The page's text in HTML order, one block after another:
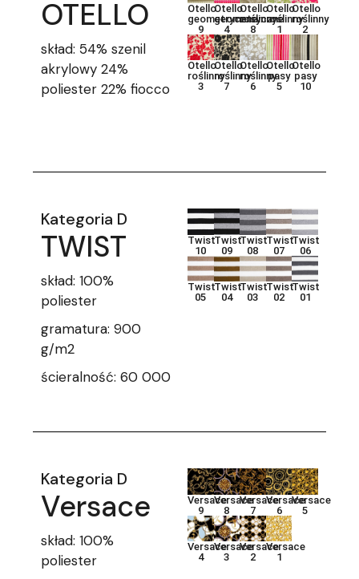
OTELLO
skład: 54% szenil
akrylowy 24%
poliester 22% fiocco
Otello
geometryczne
9
Otello
geometryczne
4
Otello
roślinny
8
Otello
roślinny
1
Otello
roślinny
2
Otello
roślinny
3
Otello
roślinny
7
Otello
roślinny
6
Otello
pasy
5
Otello
pasy
10
Kategoria D
TWIST
skład: 100%
poliester
gramatura: 900
g/m2
ścieralność: 60 000
Twist
10
Twist
09
Twist
08
Twist
07
Twist
06
Twist
05
Twist
04
Twist
03
Twist
02
Twist
01
Kategoria D
Versace
skład: 100%
poliester
Versace
9
Versace
8
Versace
7
Versace
6
Versace
5
Versace
4
Versace
3
Versace
2
Versace
1